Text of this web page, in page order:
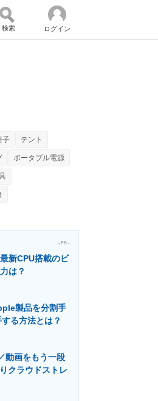
ロジーの最前線
検索 ログイン
子 テント
ポータブル電源
- PR -
新CPU搭載のビ
は？
製品を分割手
る方法とは？
動画をもう一段
クラウドストレ